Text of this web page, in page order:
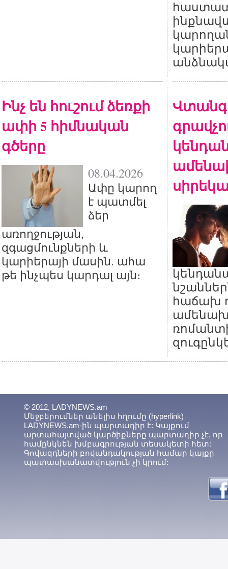
Ինչ են հուշում ձեռքի
ափի 5 հիմնական
գծերը
08.04.2026
Ափը կարող
է պատմել
ձեր
առողջության,
զգացմունքների և
կարիերայի մասին. ահա
թե ինչպես կարդալ այն։
հաճախ
© 2012, LADYNEWS.am
Մեջբերումներ անելիս հղումը (hyperlink)
LADYNEWS.am-ին պարտադիր է: Կայքում
արտահայտված կարծիքները պարտադիր չէ, որ
համընկնեն խմբագրության տեսակետի հետ:
Գովազդների բովանդակության համար կայքը
պատասխանատվություն չի կրում: